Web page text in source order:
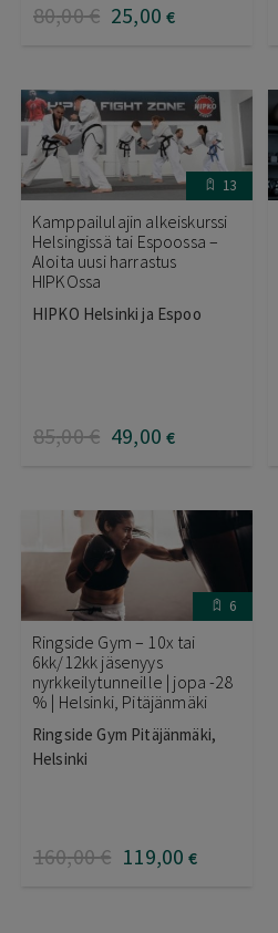
80,00€ 25,00 €
13
Kamppailulajin alkeiskurssi
Helsingissä tai Espoossa –
Aloita uusi harrastus
HIPKOssa
HIPKO Helsinki ja Espoo
85,00€ 49,00 €
6
Ringside Gym – 10x tai
6kk/12kk jäsenyys
nyrkkeilytunneille | jopa -28
% | Helsinki, Pitäjänmäki
Ringside Gym Pitäjänmäki,
Helsinki
160,00€ 119,00 €